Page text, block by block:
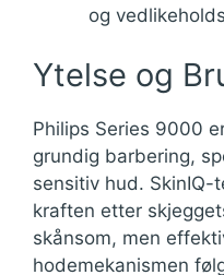
og
Ytelse og
Philips Series 9000
grundig barbering,
sensitiv hud. SkinIQ-
kraften etter
skånsom, men
hodemekanismen